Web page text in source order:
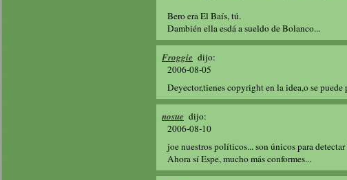
Bero era El Baís, tú.
Dambién ella esdá a sueldo de Bolanco...
Froggie dijo:
2006-08-05
Deyector,tienes copyright en la idea,o se puede
nosue dijo:
2006-08-10
joe nuestros políticos... son únicos para detectar
Ahora sí Espe, mucho más conformes...